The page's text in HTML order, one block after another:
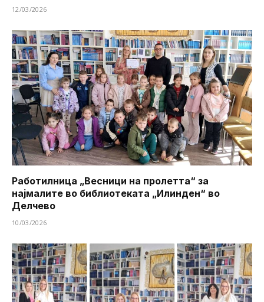
12/03/2026
Работилница „Весници на пролетта“ за
најмалите во библиотеката „Илинден“ во
Делчево
10/03/2026